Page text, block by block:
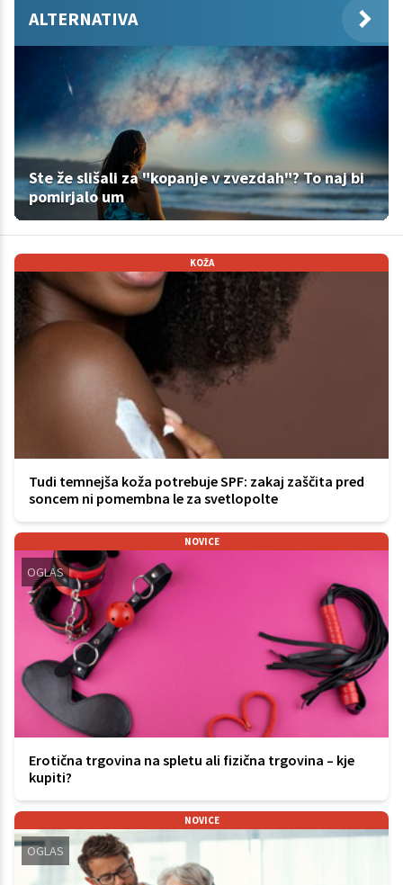
ALTERNATIVA
Ste že slišali za "kopanje v zvezdah"? To naj bi
pomirjalo um
KOŽA
Tudi temnejša koža potrebuje SPF: zakaj zaščita pred
soncem ni pomembna le za svetlopolte
NOVICE
OGLAS
Erotična trgovina na spletu ali fizična trgovina – kje
kupiti?
NOVICE
OGLAS